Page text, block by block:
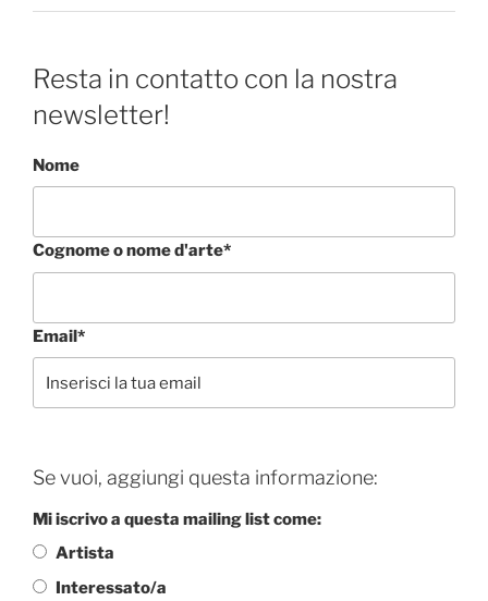
Resta in contatto con la nostra
newsletter!
Nome
Cognome o nome d'arte*
Email*
Se vuoi, aggiungi questa informazione:
Mi iscrivo a questa mailing list come:
Artista
Interessato/a